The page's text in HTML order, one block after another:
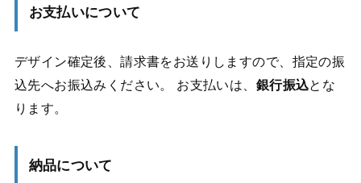
お支払いについて
デザイン確定後、請求書をお送りしますので、指定の振
込先へお振込みください。 お支払いは、 銀行振込とな
ります。
納品について